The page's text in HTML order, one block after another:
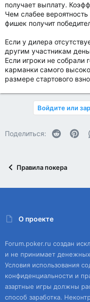
получает выплату.
Чем слабее
фишек получит
Если у дилера
другим участникам
Если игроки не собрали
карманки самого
размере стартового
Войдите или
Поделиться: Reddit
Правила покера
О проекте
Forum.poker.ru создан
и не принимает
Условия использования
конфиденциальности и
азартные игры должны
способ заработка.